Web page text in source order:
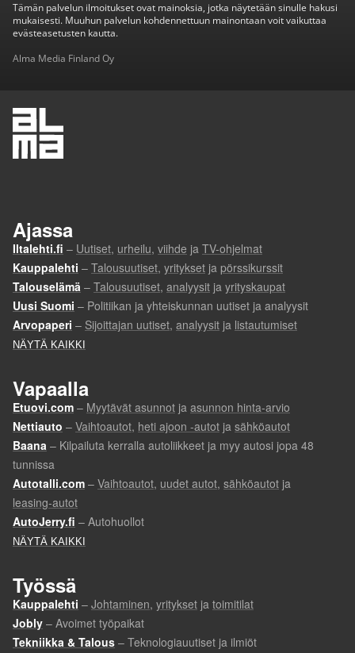
Tämän palvelun ilmoitukset ovat mainoksia, jotka näytetään sinulle hakusi
mukaisesti. Muuhun palvelun kohdennettuun mainontaan voit vaikuttaa
evästeasetusten kautta.
Alma Media Finland Oy